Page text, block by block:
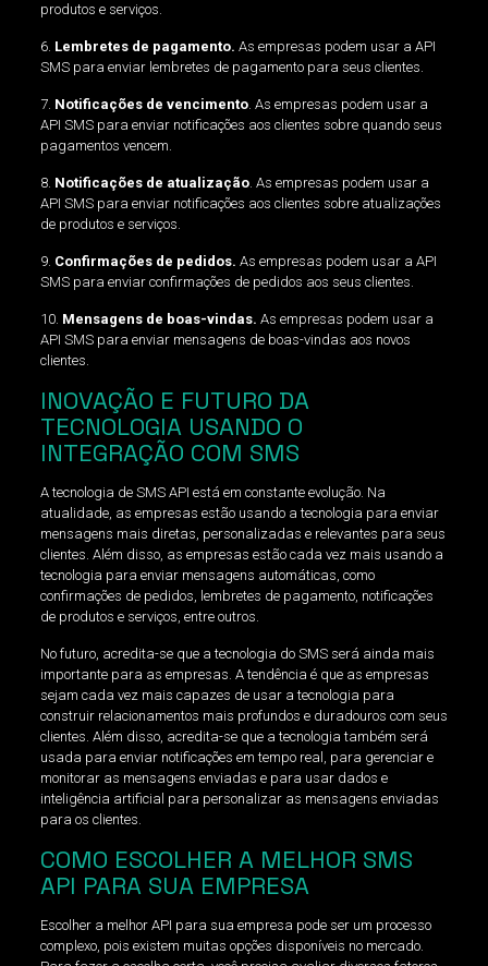
produtos e serviços.
6. Lembretes de pagamento. As empresas podem usar a API
SMS para enviar lembretes de pagamento para seus clientes.
7. Notificações de vencimento. As empresas podem usar a
API SMS para enviar notificações aos clientes sobre quando seus
pagamentos vencem.
8. Notificações de atualização. As empresas podem usar a
API SMS para enviar notificações aos clientes sobre atualizações
de produtos e serviços.
9. Confirmações de pedidos. As empresas podem usar a API
SMS para enviar confirmações de pedidos aos seus clientes.
10. Mensagens de boas-vindas. As empresas podem usar a
API SMS para enviar mensagens de boas-vindas aos novos
clientes.
INOVAÇÃO E FUTURO DA
TECNOLOGIA USANDO O
INTEGRAÇÃO COM SMS
A tecnologia de SMS API está em constante evolução. Na
atualidade, as empresas estão usando a tecnologia para enviar
mensagens mais diretas, personalizadas e relevantes para seus
clientes. Além disso, as empresas estão cada vez mais usando a
tecnologia para enviar mensagens automáticas, como
confirmações de pedidos, lembretes de pagamento, notificações
de produtos e serviços, entre outros.
No futuro, acredita-se que a tecnologia do SMS será ainda mais
importante para as empresas. A tendência é que as empresas
sejam cada vez mais capazes de usar a tecnologia para
construir relacionamentos mais profundos e duradouros com seus
clientes. Além disso, acredita-se que a tecnologia também será
usada para enviar notificações em tempo real, para gerenciar e
monitorar as mensagens enviadas e para usar dados e
inteligência artificial para personalizar as mensagens enviadas
para os clientes.
COMO ESCOLHER A MELHOR SMS
API PARA SUA EMPRESA
Escolher a melhor API para sua empresa pode ser um processo
complexo, pois existem muitas opções disponíveis no mercado.